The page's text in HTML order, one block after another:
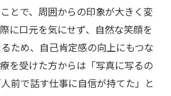
とで、周囲からの印象が大きく変
に口元を気にせず、自然な笑顔を
ため、自己肯定感の向上にもつな
を受けた方からは「写真に写るの
前で話す仕事に自信が持てた」と